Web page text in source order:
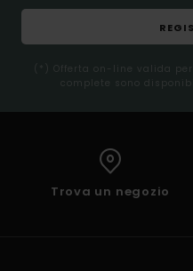
(*) Offerta on-line valida
complete sono
Trova un negozio